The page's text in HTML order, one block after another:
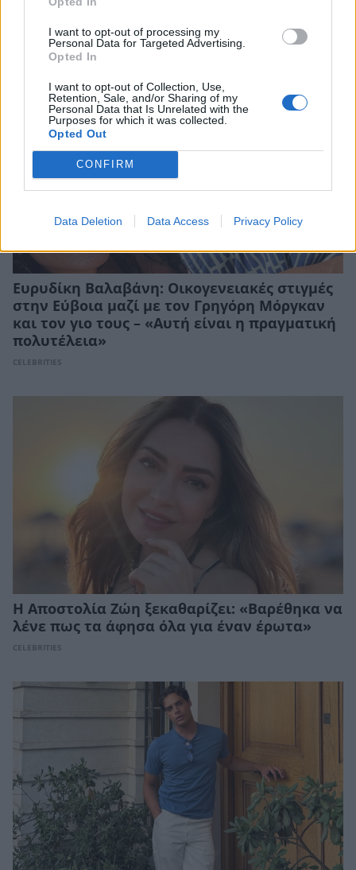
I want to opt-out of processing my
Personal Data for Targeted Advertising.
Opted In
I want to opt-out of Collection, Use,
Retention, Sale, and/or Sharing of my
Personal Data that Is Unrelated with the
Purposes for which it was collected.
Opted Out
CONFIRM
Data Deletion Data Access Privacy Policy
CELEBRITIES
Ευρυδίκη Βαλαβάνη: Οικογενειακές στιγμές
στην Εύβοια μαζί με τον Γρηγόρη Μόργκαν
και τον γιο τους – «Αυτή είναι η πραγματική
πολυτέλεια»
CELEBRITIES
Η Αποστολία Ζώη ξεκαθαρίζει: «Βαρέθηκα να
λένε πως τα άφησα όλα για έναν έρωτα»
CELEBRITIES